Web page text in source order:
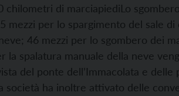
chilometri di marciapiediLo
mezzi per lo spargimento del sale
46 mezzi per lo sgombero dei
la spalatura manuale della neve
del ponte dell’Immacolata e delle
società ha inoltre attivato delle